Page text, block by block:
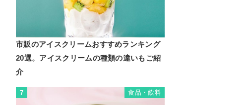
市販のアイスクリームおすすめランキング
20選。アイスクリームの種類の違いもご紹
介
7 食品・飲料